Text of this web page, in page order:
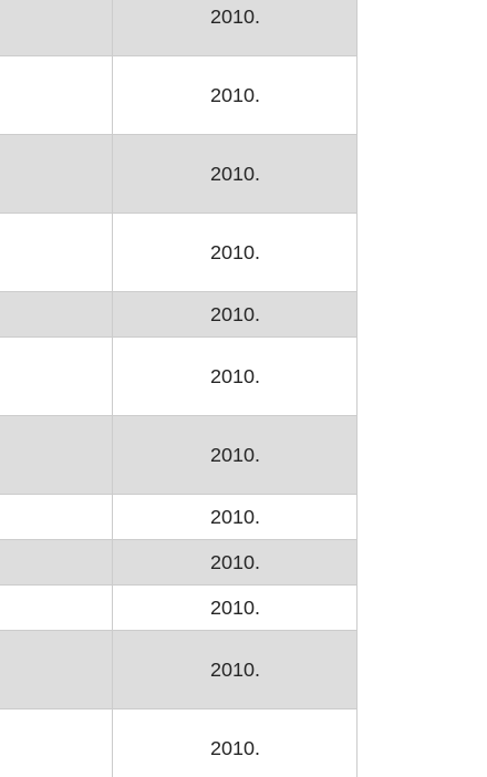
2010.
2010.
2010.
2010.
2010.
2010.
2010.
2010.
2010.
2010.
2010.
2010.